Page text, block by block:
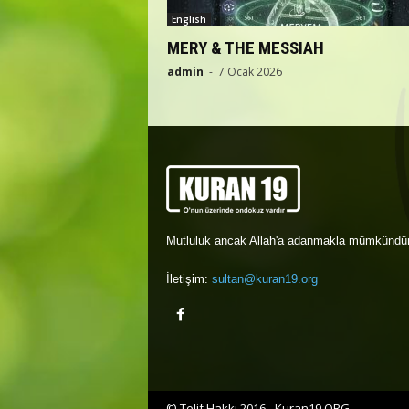
English
MERY & THE MESSIAH
admin - 7 Ocak 2026
Mutluluk ancak Allah'a adanmakla
İletişim: sultan@kuran19.org